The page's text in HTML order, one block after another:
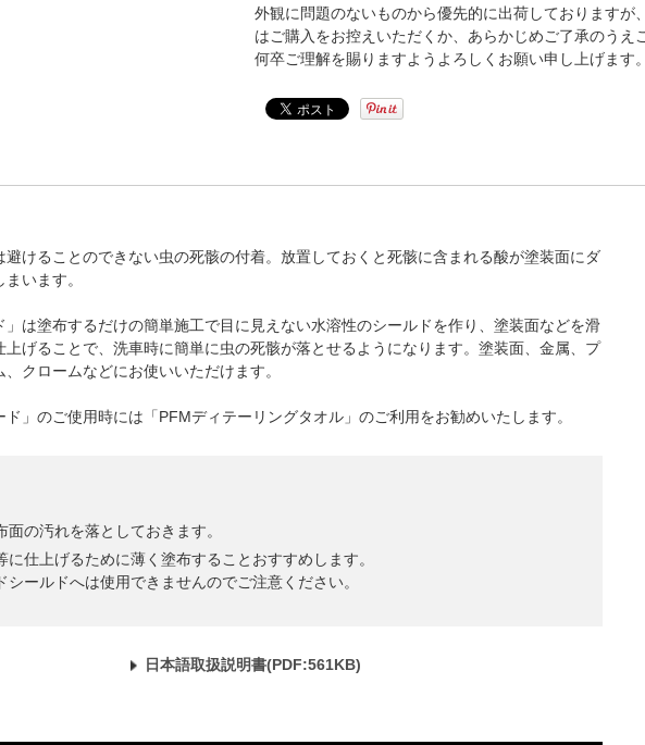
外観に問題のないものから優先的に出荷しておりますが
はご購入をお控えいただくか、あらかじめご了承のうえ
何卒ご理解を賜りますようよろしくお願い申し上げます。
避けることのできない虫の死骸の付着。放置しておくと死骸に含まれる酸が塗装面にダ
います。
」は塗布するだけの簡単施工で目に見えない水溶性のシールドを作り、塗装面などを滑
上げることで、洗車時に簡単に虫の死骸が落とせるようになります。塗装面、金属、プ
クロームなどにお使いいただけます。
」のご使用時には「PFMディテーリングタオル」のご利用をお勧めいたします。
面の汚れを落としておきます。
に仕上げるために薄く塗布することおすすめします。
ールドへは使用できませんのでご注意ください。
日本語取扱説明書(PDF:561KB)